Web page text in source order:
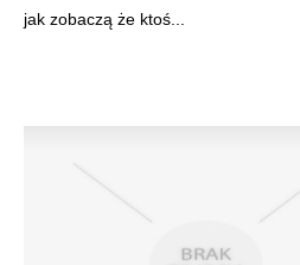
jak zobaczą że ktoś...